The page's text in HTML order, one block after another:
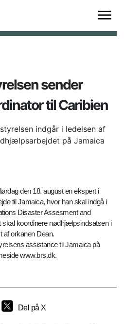
sender
til Caribien
indgår i ledelsen af
på Jamaica
den 18. august en ekspert i
til Jamaica, hvor han skal indgå i
Disaster Assesment and
skal koordinere nødhjælpsindsatsen i
af orkanen Dean.
assistance til Jamaica på
www.brs.dk.
Del på X